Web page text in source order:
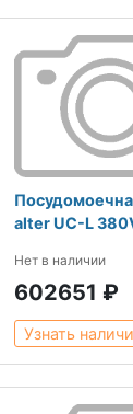
alter UC-L
Нет в наличии
602651 ₽
Узнать